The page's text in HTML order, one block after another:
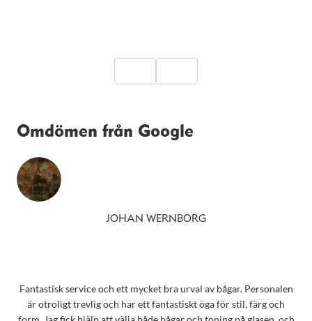
Omdömen från Google
JOHAN WERNBORG
Fantastisk service och ett mycket bra urval av bågar. Personalen
är otroligt trevlig och har ett fantastiskt öga för stil, färg och